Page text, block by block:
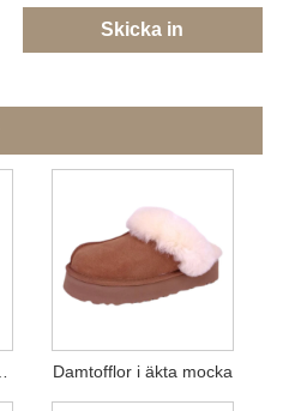
Skicka in
Damtofflor i äkta mocka